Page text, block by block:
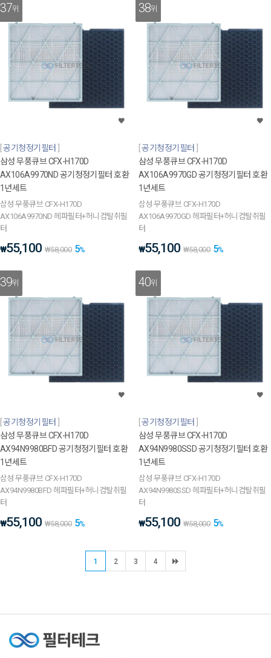
37위
공기청정기필터
삼성 무풍큐브 CFX-H170D
AX106A9970ND 공기청정기필터 호환
1년세트
삼성 무풍큐브 CFX-H170D
AX106A9970ND 헤파필터+허니컴탈취필
터
₩55,100 ₩58,000 5%
38위
공기청정기필터
삼성 무풍큐브 CFX-H170D
AX106A9970GD 공기청정기필터 호환
1년세트
삼성 무풍큐브 CFX-H170D
AX106A9970GD 헤파필터+허니컴탈취필
터
₩55,100 ₩58,000 5%
39위
공기청정기필터
삼성 무풍큐브 CFX-H170D
AX94N9980BFD 공기청정기필터 호환
1년세트
삼성 무풍큐브 CFX-H170D
AX94N9980BFD 헤파필터+허니컴탈취필
터
₩55,100 ₩58,000 5%
40위
공기청정기필터
삼성 무풍큐브 CFX-H170D
AX94N9980SSD 공기청정기필터 호환
1년세트
삼성 무풍큐브 CFX-H170D
AX94N9980SSD 헤파필터+허니컴탈취필
터
₩55,100 ₩58,000 5%
1 2 3 4